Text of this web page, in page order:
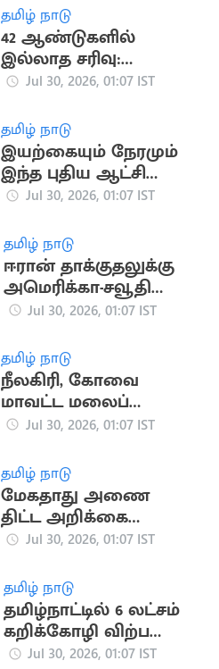
தமிழ் நாடு
42 ஆண்டுகளில்
இல்லாத சரிவு:
ஜப்பானில் குறைந்த
Jul 30, 2026, 01:07 IST
தமிழ் நாடு
இயற்கையும் நேரமும்
இந்த புதிய ஆட்சியை
உருவாக்கியது..
அர்ஜுனா
Jul 30, 2026, 01:07 IST
தமிழ் நாடு
ஈரான் தாக்குதலுக்கு
அமெரிக்கா-சவூதி
பதிலடி: ஈராக்கில் 20
Jul 30, 2026, 01:07 IST
தமிழ் நாடு
நீலகிரி, கோவை
மாவட்ட மலைப்
பகுதிகளில் இன்று
Jul 30, 2026, 01:07 IST
தமிழ் நாடு
மேகதாது அணை
திட்ட அறிக்கை
நிராகரிப்பு: காவிரி
நடவடிக்கை
Jul 30, 2026, 01:07 IST
தமிழ் நாடு
தமிழ்நாட்டில் 6 லட்சம்
கறிக்கோழி விற்பனை
நிறுத்தம்
Jul 30, 2026, 01:07 IST